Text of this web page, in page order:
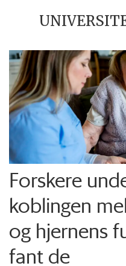
Forskere
koblingen
og hjernens
fant de